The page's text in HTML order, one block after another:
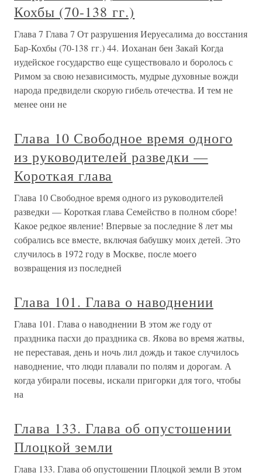
Кохбы (70-138 гг.)
Глава 7 Глава 7 От разрушения Иеруесалима до восстания
Бар-Кохбы (70-138 гг.) 44. Иоханан бен Закай Когда
иудейское государство еще существовало и боролось с
Римом за свою независимость, мудрые духовные вожди
народа предвидели скорую гибель отечества. И тем не
менее они не
Глава 10 Свободное время одного
из руководителей разведки —
Короткая глава
Глава 10 Свободное время одного из руководителей
разведки — Короткая глава Семейство в полном сборе!
Какое редкое явление! Впервые за последние 8 лет мы
собрались все вместе, включая бабушку моих детей. Это
случилось в 1972 году в Москве, после моего
возвращения из последней
Глава 101. Глава о наводнении
Глава 101. Глава о наводнении В этом же году от
праздника пасхи до праздника св. Якова во время жатвы,
не переставая, день и ночь лил дождь и такое случилось
наводнение, что люди плавали по полям и дорогам. А
когда убирали посевы, искали пригорки для того, чтобы
на
Глава 133. Глава об опустошении
Плоцкой земли
Глава 133. Глава об опустошении Плоцкой земли В этом